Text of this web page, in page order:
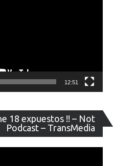
12:51
18 expuestos !! – Not
Podcast – TransMedia
de